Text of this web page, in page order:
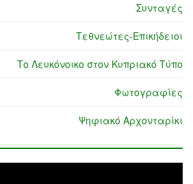
Συνταγές
Τεθνεώτες-Επικήδειοι
Το Λευκόνοικο στον Κυπριακό Τύπο
Φωτογραφίες
Ψηφιακό Αρχονταρίκι